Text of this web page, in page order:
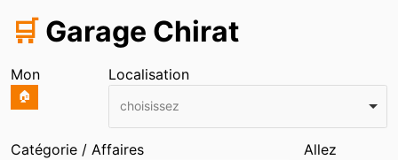
🛒 Garage Chirat
Mon
🏠
Localisation
choisissez
Catégorie / Affaires Allez